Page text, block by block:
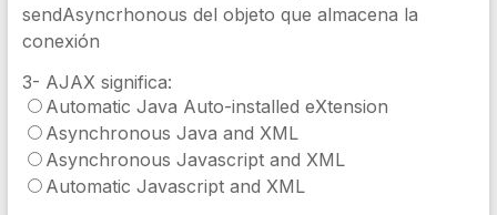
sendAsyncrhonous del objeto que almacena la
conexión
3- AJAX significa:
Automatic Java Auto-installed eXtension
Asynchronous Java and XML
Asynchronous Javascript and XML
Automatic Javascript and XML